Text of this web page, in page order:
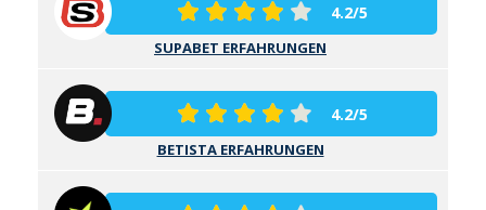
4.2/5
SUPABET ERFAHRUNGEN
4.2/5
BETISTA ERFAHRUNGEN